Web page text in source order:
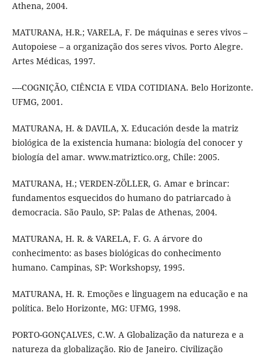
Athena, 2004.
MATURANA, H.R.; VARELA, F. De máquinas e seres vivos –
Autopoiese – a organização dos seres vivos. Porto Alegre.
Artes Médicas, 1997.
----COGNIÇÃO, CIÊNCIA E VIDA COTIDIANA. Belo Horizonte.
UFMG, 2001.
MATURANA, H. & DAVILA, X. Educación desde la matriz
biológica de la existencia humana: biología del conocer y
biología del amar. www.matriztico.org, Chile: 2005.
MATURANA, H.; VERDEN-ZÖLLER, G. Amar e brincar:
fundamentos esquecidos do humano do patriarcado à
democracia. São Paulo, SP: Palas de Athenas, 2004.
MATURANA, H. R. & VARELA, F. G. A árvore do
conhecimento: as bases biológicas do conhecimento
humano. Campinas, SP: Workshopsy, 1995.
MATURANA, H. R. Emoções e linguagem na educação e na
política. Belo Horizonte, MG: UFMG, 1998.
PORTO-GONÇALVES, C.W. A Globalização da natureza e a
natureza da globalização. Rio de Janeiro. Civilização